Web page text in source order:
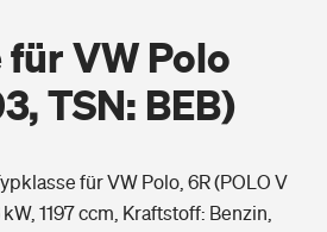
VW Polo
TSN: BEB)
für VW Polo, 6R (POLO V
1197 ccm, Kraftstoff: Benzin,